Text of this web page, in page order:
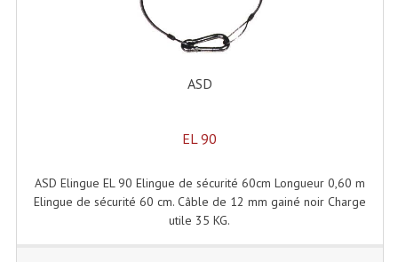
Système Sans Fil In-Ear Monitoring
Table Mixages Et Contrôleurs & Consoles
Tables De Mixage DJ
Consoles Numériques
ASD
EL 90
ASD Elingue EL 90 Elingue de sécurité 60cm Longueur 0,60 m
Elingue de sécurité 60 cm. Câble de 12 mm gainé noir Charge
utile 35 KG.